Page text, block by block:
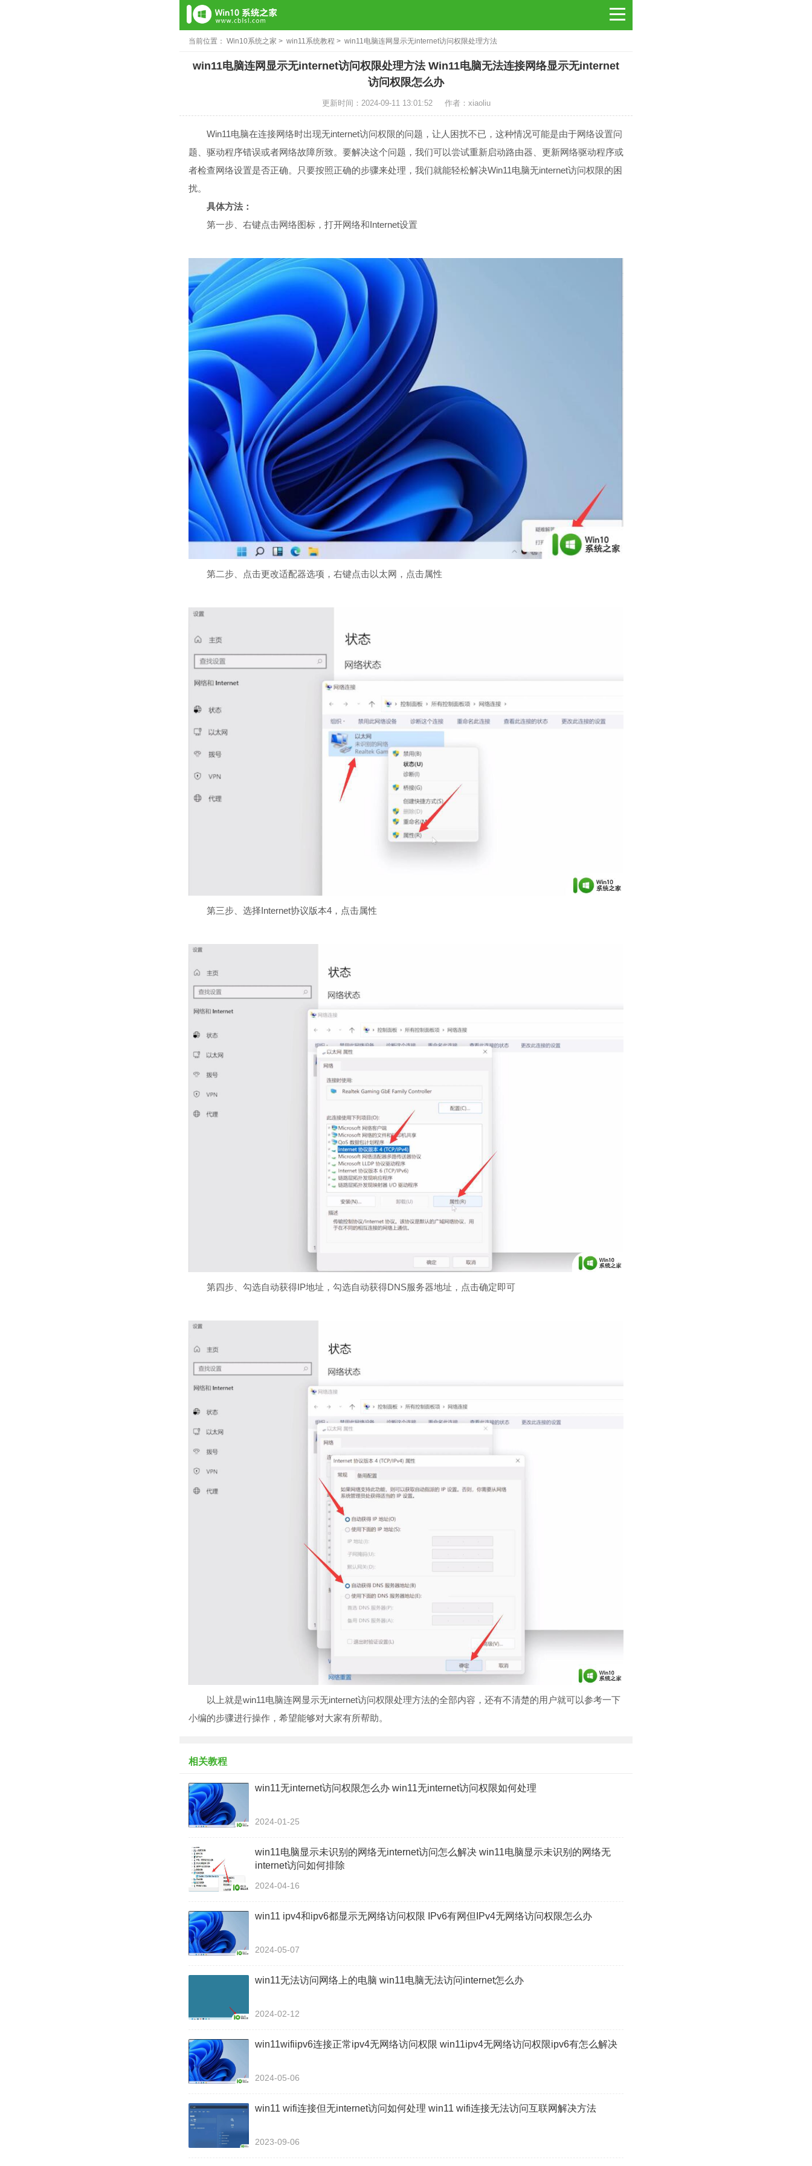
当前位置： Win10系统之家 > win11系统教程 > win11电脑连网显示无internet访问权限处理方法
win11电脑连网显示无internet访问权限处理方法 Win11电脑无法连接网络显示无internet
访问权限怎么办
更新时间：2024-09-11 13:01:52 作者：xiaoliu
Win11电脑在连接网络时出现无internet访问权限的问题，让人困扰不已，这种情况可能是由于网络设置问
题、驱动程序错误或者网络故障所致。要解决这个问题，我们可以尝试重新启动路由器、更新网络驱动程序或
者检查网络设置是否正确。只要按照正确的步骤来处理，我们就能轻松解决Win11电脑无internet访问权限的困
扰。
具体方法：
第一步、右键点击网络图标，打开网络和Internet设置
第二步、点击更改适配器选项，右键点击以太网，点击属性
第三步、选择Internet协议版本4，点击属性
第四步、勾选自动获得IP地址，勾选自动获得DNS服务器地址，点击确定即可
以上就是win11电脑连网显示无internet访问权限处理方法的全部内容，还有不清楚的用户就可以参考一下
小编的步骤进行操作，希望能够对大家有所帮助。
相关教程
win11无internet访问权限怎么办 win11无internet访问权限如何处理
2024-01-25
win11电脑显示未识别的网络无internet访问怎么解决 win11电脑显示未识别的网络无
internet访问如何排除
2024-04-16
win11 ipv4和ipv6都显示无网络访问权限 IPv6有网但IPv4无网络访问权限怎么办
2024-05-07
win11无法访问网络上的电脑 win11电脑无法访问internet怎么办
2024-02-12
win11wifiipv6连接正常ipv4无网络访问权限 win11ipv4无网络访问权限ipv6有怎么解决
2024-05-06
win11 wifi连接但无internet访问如何处理 win11 wifi连接无法访问互联网解决方法
2023-09-06